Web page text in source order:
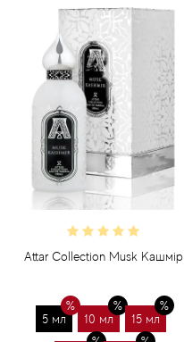
Attar Collection Musk Кашмір
5 мл 10 мл 15 мл